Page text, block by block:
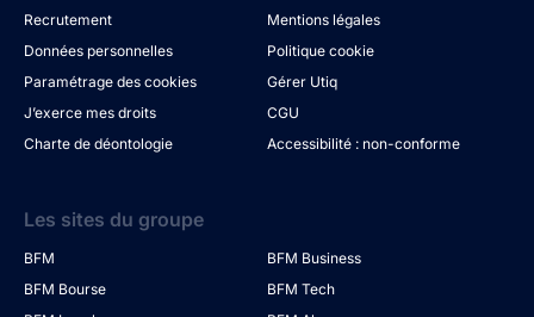
Recrutement
Mentions légales
Données personnelles
Politique cookie
Paramétrage des cookies
Gérer Utiq
J’exerce mes droits
CGU
Charte de déontologie
Accessibilité : non-conforme
Les sites du groupe
BFM
BFM Business
BFM Bourse
BFM Tech